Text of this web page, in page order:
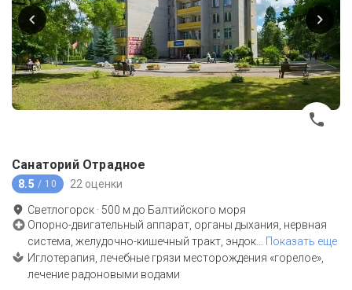
Санаторий Отрадное
8.5 / 10 22 оценки
Светлогорск · 500 м до Балтийского моря
Опорно-двигательный аппарат, органы дыхания, нервная
система, желудочно-кишечный тракт, эндок
Показать еще
Иглотерапия, лечебные грязи месторождения «горелое»,
лечение радоновыми водами